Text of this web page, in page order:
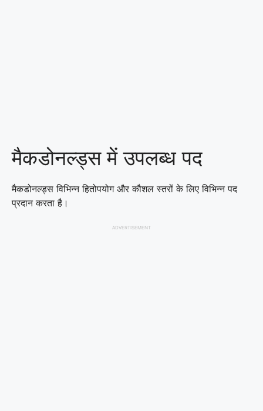
मैकडोनल्ड्स में उपलब्ध पद
मैकडोनल्ड्स विभिन्न हितोपयोग और कौशल स्तरों के लिए विभिन्न पद
प्रदान करता है।
ADVERTISEMENT